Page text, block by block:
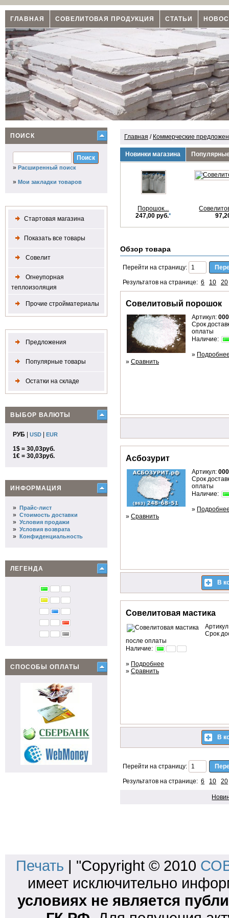
ГЛАВНАЯ СОВЕЛИТОВАЯ ПРОДУКЦИЯ СТАТЬИ
ПОИСК
» Расширенный поиск
» Мои закладки товаров
Стартовая магазина
Показать все товары
Совелит
Огнеупорная
теплоизоляция
Прочие стройматериалы
Предложения
Популярные товары
Остатки на складе
ВЫБОР ВАЛЮТЫ
РУБ USD EUR
1$ = 30,03руб.
1€ = 30,03руб.
ИНФОРМАЦИЯ
» Прайс-лист
» Стоимость доставки
» Условия продажи
» Условия возврата
» Конфиденциальность
ЛЕГЕНДА
СПОСОБЫ ОПЛАТЫ
Главная / Коммерческие
Новинки магазина
Порошок...
247,00 руб.*
Обзор товара
Перейти на страницу:
Результатов на странице: 6 10 20
Совелитовый порошок
Артикул:
Срок
оплаты
Наличие:
»
» Сравнить
Асбозурит
Артикул:
Срок
оплаты
Наличие:
»
» Сравнить
В
Совелитовая мастика
Срок
после оплаты
Наличие:
» Подробнее
» Сравнить
В
Перейти на страницу:
Результатов на странице: 6 10 20
Печать | "Copyright © 2010
имеет исключительно
условиях не является